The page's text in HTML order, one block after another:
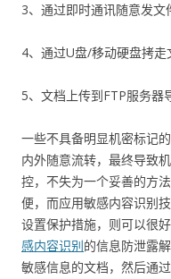
3、通过即时通讯随意发文
4、通过U盘/移动硬盘拷走
5、文档上传到FTP服务器
一些不具备明显机密标记
内外随意流转，最终导致
控，不失为一个妥善的方
便，而应用敏感内容识别
设置保护措施，则可以很
感内容识别的信息防泄露
敏感信息的文档，然后通